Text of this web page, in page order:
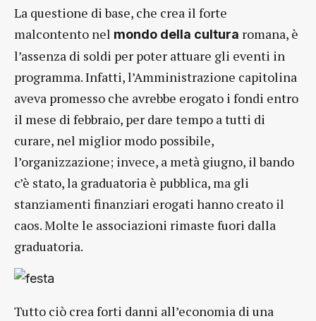
La questione di base, che crea il forte
malcontento nel mondo della cultura romana, è
l’assenza di soldi per poter attuare gli eventi in
programma. Infatti, l’Amministrazione capitolina
aveva promesso che avrebbe erogato i fondi entro
il mese di febbraio, per dare tempo a tutti di
curare, nel miglior modo possibile,
l’organizzazione; invece, a metà giugno, il bando
c’è stato, la graduatoria è pubblica, ma gli
stanziamenti finanziari erogati hanno creato il
caos. Molte le associazioni rimaste fuori dalla
graduatoria.
Tutto ciò crea forti danni all’economia di una